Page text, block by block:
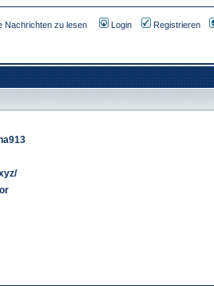
Nachrichten zu lesen Login Registrieren